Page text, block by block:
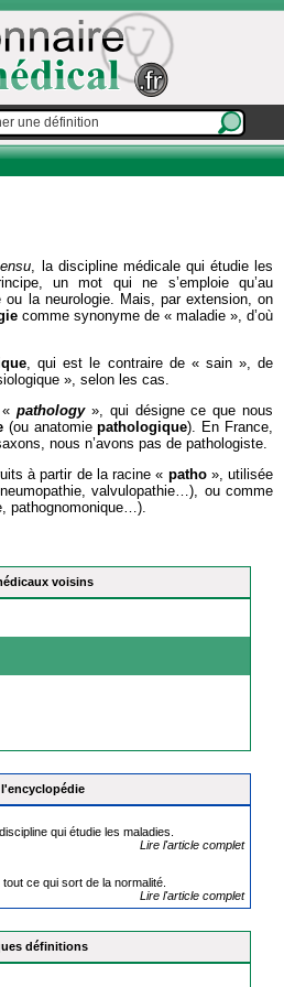
voisins
l'encyclopédie
qui étudie les maladies.
Lire l'article complet
ce qui sort de la normalité.
Lire l'article complet
définitions
, la discipline médicale qui étudie les
un mot qui ne s’emploie qu’au
ou la neurologie. Mais, par extension, on
comme synonyme de « maladie », d’où
, qui est le contraire de « sain », de
», selon les cas.
pathology », qui désigne ce que nous
(ou anatomiepathologique). En France,
nous n’avons pas de pathologiste.
à partir de la racine « patho», utilisée
valvulopathie…), ou comme
pathognomonique…).